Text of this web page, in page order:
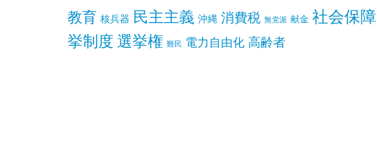
教育 核兵器 民主主義 沖縄 消費税 無党派 献金 社会保障
挙制度 選挙権 難民 電力自由化 高齢者